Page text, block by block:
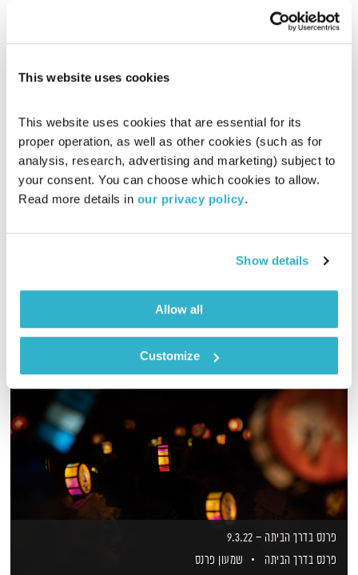
This website uses cookies
This website uses cookies that are essential for its
proper operation, as well as other cookies (such as for
analysis, research, advertising and marketing) subject to
your consent. You can choose which cookies to allow.
Read more details in our privacy policy.
Show details
Allow all
Customize
טיול שבת – 18.1.25
טיול שבת
מיכל גפן
18.01.25
01:59:26
אודיו
פרנס בדרך הביתה – 9.3.22
פרנס בדרך הביתה
שמעון פרנס